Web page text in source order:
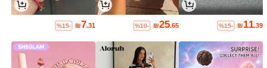
₪11.39
%15-
₪25.65
%10-
₪7.31
%15-